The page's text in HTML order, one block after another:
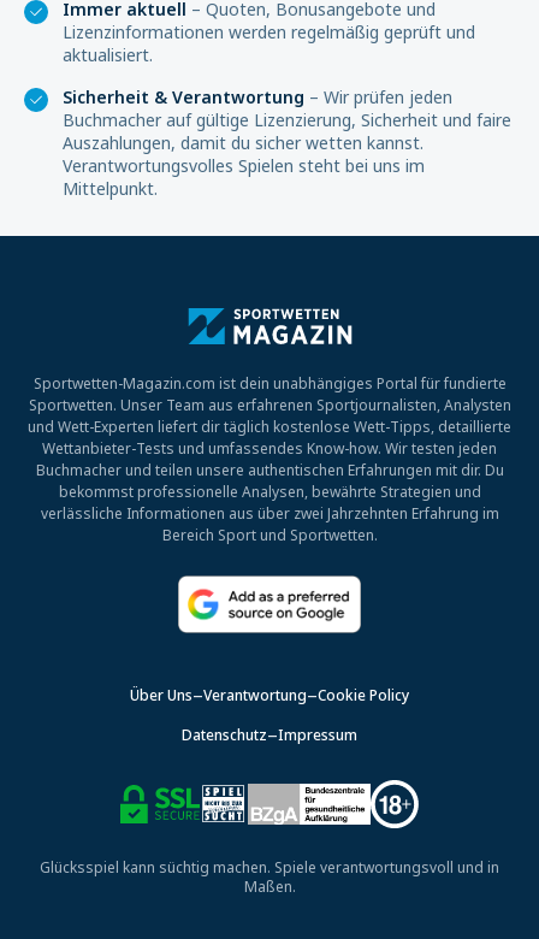
Immer aktuell – Quoten, Bonusangebote und
Lizenzinformationen werden regelmäßig geprüft und
aktualisiert.
Sicherheit & Verantwortung – Wir prüfen jeden
Buchmacher auf gültige Lizenzierung, Sicherheit und faire
Auszahlungen, damit du sicher wetten kannst.
Verantwortungsvolles Spielen steht bei uns im
Mittelpunkt.
Sportwetten-Magazin.com ist dein unabhängiges Portal für fundierte
Sportwetten. Unser Team aus erfahrenen Sportjournalisten, Analysten
und Wett-Experten liefert dir täglich kostenlose Wett-Tipps, detaillierte
Wettanbieter-Tests und umfassendes Know-how. Wir testen jeden
Buchmacher und teilen unsere authentischen Erfahrungen mit dir. Du
bekommst professionelle Analysen, bewährte Strategien und
verlässliche Informationen aus über zwei Jahrzehnten Erfahrung im
Bereich Sport und Sportwetten.
Über Uns Verantwortung Cookie Policy
Datenschutz Impressum
Glücksspiel kann süchtig machen. Spiele verantwortungsvoll und in
Maßen.